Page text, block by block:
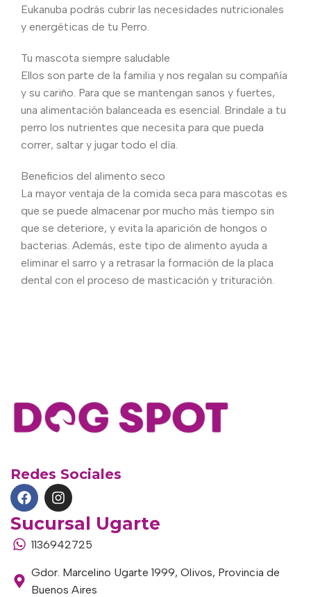
Eukanuba podrás cubrir las necesidades nutricionales
y energéticas de tu Perro.
Tu mascota siempre saludable
Ellos son parte de la familia y nos regalan su compañía
y su cariño. Para que se mantengan sanos y fuertes,
una alimentación balanceada es esencial. Brindale a tu
perro los nutrientes que necesita para que pueda
correr, saltar y jugar todo el día.
Beneficios del alimento seco
La mayor ventaja de la comida seca para mascotas es
que se puede almacenar por mucho más tiempo sin
que se deteriore, y evita la aparición de hongos o
bacterias. Además, este tipo de alimento ayuda a
eliminar el sarro y a retrasar la formación de la placa
dental con el proceso de masticación y trituración.
Redes Sociales
Sucursal Ugarte
1136942725
Gdor. Marcelino Ugarte 1999, Olivos, Provincia de
Buenos Aires